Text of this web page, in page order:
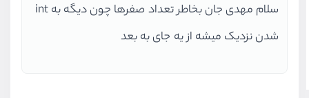
سلام مهدی جان بخاطر تعداد صفرها چون دیگه به int
شدن نزدیک میشه از یه جای به بعد